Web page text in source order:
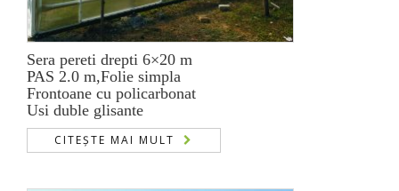
Sera pereti drepti 6×20 m
PAS 2.0 m,Folie simpla
Frontoane cu policarbonat
Usi duble glisante
CITEȘTE MAI MULT